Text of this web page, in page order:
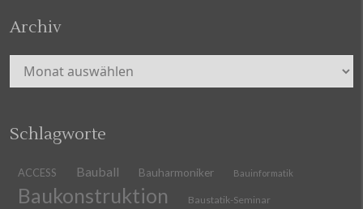
Archiv
Archiv
Schlagworte
ACCESS Bauball Bauharmoniker Bauinformatik
Baukonstruktion Baustatik-Seminar